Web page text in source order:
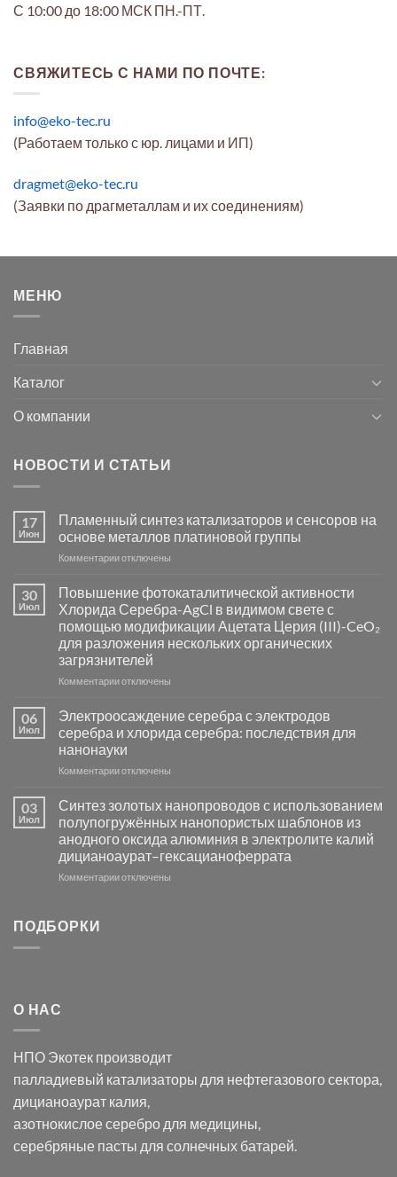
С 10:00 до 18:00 МСК ПН.-ПТ.
СВЯЖИТЕСЬ С НАМИ ПО ПОЧТЕ:
info@eko-tec.ru
(Работаем только с юр. лицами и ИП)
dragmet@eko-tec.ru
(Заявки по драгметаллам и их соединениям)
МЕНЮ
Главная
Каталог
О компании
НОВОСТИ И СТАТЬИ
17
Июн
Пламенный синтез катализаторов и сенсоров на
основе металлов платиновой группы
Комментариик
Пламенный
синтез
катализаторов
и
сенсоров
на
основе
группы
отключены
30
Июл
Повышение фотокаталитической активности
Хлорида Серебра-AgCl в видимом свете с
помощью модификации Ацетата Церия (III)-CeO₂
для разложения нескольких органических
загрязнителей
Комментариик
фотокаталитической
активности
Хлорида
Серебра-
в
видимом
свете
с
помощью
модификации
отключены
06
Июл
Электроосаждение серебра с электродов
серебра и хлорида серебра: последствия для
нанонауки
Комментариик
серебра
с
электродов
серебра
и
отключены
03
Июл
Синтез золотых нанопроводов с использованием
полупогружённых нанопористых шаблонов из
анодного оксида алюминия в электролите калий
дицианоаурат–гексацианоферрата
Комментариик
оксида
в
электролите
калий
дицианоаурат–
гексацианоферрата
отключены
ПОДБОРКИ
О НАС
НПО Экотек производит
палладиевый катализаторы для нефтегазового сектора,
дицианоаурат калия,
азотнокислое серебро для медицины,
серебряные пасты для солнечных батарей.